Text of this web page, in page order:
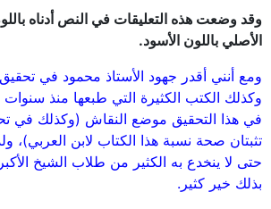
وقد وضعت هذه التعليقات في النص أدناه
الأصلي باللون الأسود.
ومع أنني أقدر جهود الأستاذ محمود في
وكذلك الكتب الكثيرة التي طبعها منذ
في هذا التحقيق موضع النقاش (وكذلك في
تثبتان صحة نسبة هذا الكتاب لابن
حتى لا ينخدع به الكثير من طلاب الشيخ
بذلك خير كثير.